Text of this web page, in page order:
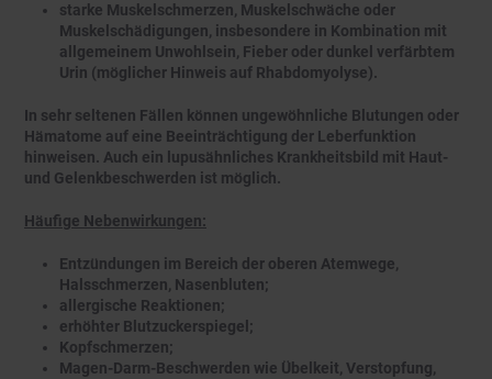
starke Muskelschmerzen, Muskelschwäche oder
Muskelschädigungen, insbesondere in Kombination mit
allgemeinem Unwohlsein, Fieber oder dunkel verfärbtem
Urin (möglicher Hinweis auf Rhabdomyolyse).
In sehr seltenen Fällen können ungewöhnliche Blutungen oder
Hämatome auf eine Beeinträchtigung der Leberfunktion
hinweisen. Auch ein lupusähnliches Krankheitsbild mit Haut-
und Gelenkbeschwerden ist möglich.
Häufige Nebenwirkungen:
Entzündungen im Bereich der oberen Atemwege,
Halsschmerzen, Nasenbluten;
allergische Reaktionen;
erhöhter Blutzuckerspiegel;
Kopfschmerzen;
Magen-Darm-Beschwerden wie Übelkeit, Verstopfung,